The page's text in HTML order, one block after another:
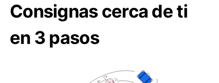
Consignas cerca de ti
en 3 pasos